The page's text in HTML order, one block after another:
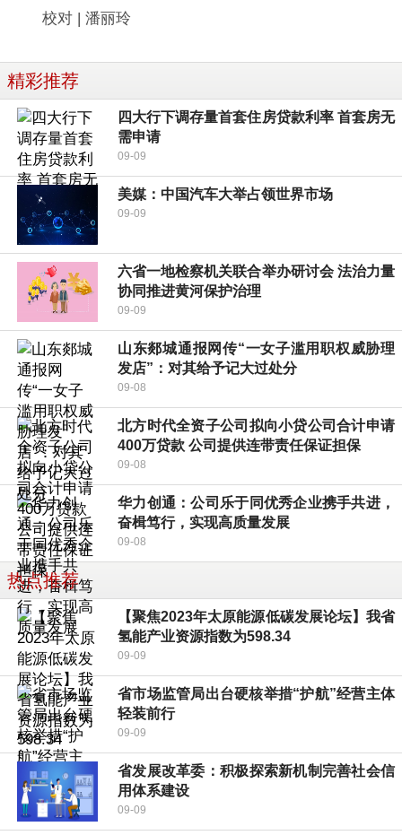
校对 | 潘丽玲
精彩推荐
四大行下调存量首套住房贷款利率 首套房无
需申请
09-09
美媒：中国汽车大举占领世界市场
09-09
六省一地检察机关联合举办研讨会 法治力量
协同推进黄河保护治理
09-09
山东郯城通报网传“一女子滥用职权威胁理
发店”：对其给予记大过处分
09-08
北方时代全资子公司拟向小贷公司合计申请
400万贷款 公司提供连带责任保证担保
09-08
华力创通：公司乐于同优秀企业携手共进，
奋楫笃行，实现高质量发展
09-08
热点推荐
【聚焦2023年太原能源低碳发展论坛】我省
氢能产业资源指数为598.34
09-09
省市场监管局出台硬核举措“护航”经营主体
轻装前行
09-09
省发展改革委：积极探索新机制完善社会信
用体系建设
09-09